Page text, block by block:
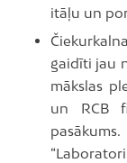
itāļu un
gaidīti jau
mākslas
un RCB